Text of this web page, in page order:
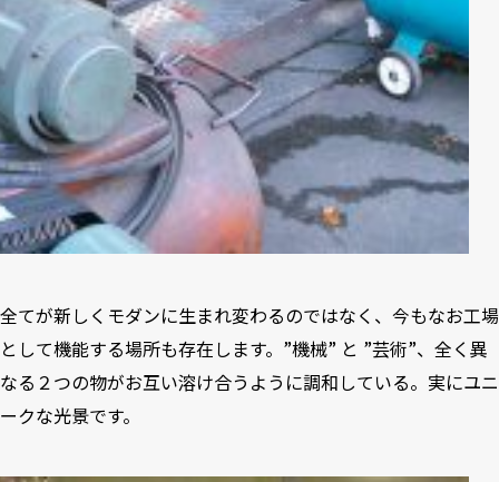
全てが新しくモダンに生まれ変わるのではなく、今もなお工場
として機能する場所も存在します。”機械” と ”芸術”、全く異
なる２つの物がお互い溶け合うように調和している。実にユニ
ークな光景です。